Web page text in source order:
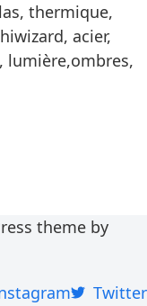
thermique,
acier,
lumière,ombres,
theme by
Twitter